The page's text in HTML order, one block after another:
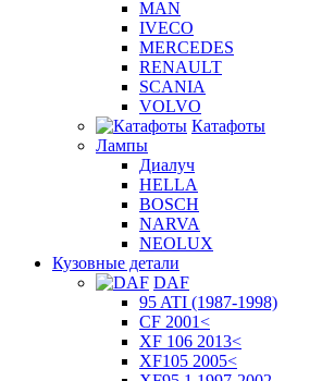
MAN
IVECO
MERCEDES
RENAULT
SCANIA
VOLVO
Катафоты
Лампы
Диалуч
HELLA
BOSCH
NARVA
NEOLUX
Кузовные детали
DAF
95 ATI (1987-1998)
CF 2001<
XF 106 2013<
XF105 2005<